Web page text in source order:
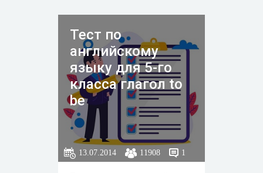
Тест по
английскому
языку для 5-го
класса глагол to
be
13.07.2014 11908 1